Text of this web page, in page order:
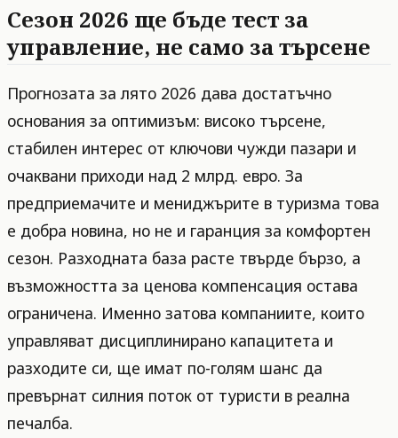
Сезон 2026 ще бъде тест за
управление, не само за търсене
Прогнозата за лято 2026 дава достатъчно
основания за оптимизъм: високо търсене,
стабилен интерес от ключови чужди пазари и
очаквани приходи над 2 млрд. евро. За
предприемачите и мениджърите в туризма това
е добра новина, но не и гаранция за комфортен
сезон. Разходната база расте твърде бързо, а
възможността за ценова компенсация остава
ограничена. Именно затова компаниите, които
управляват дисциплинирано капацитета и
разходите си, ще имат по-голям шанс да
превърнат силния поток от туристи в реална
печалба.